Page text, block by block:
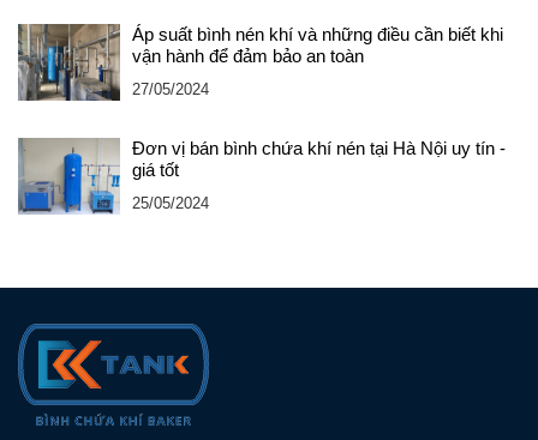
Áp suất bình nén khí và những điều cần biết khi
vận hành để đảm bảo an toàn
27/05/2024
Đơn vị bán bình chứa khí nén tại Hà Nội uy tín -
giá tốt
25/05/2024